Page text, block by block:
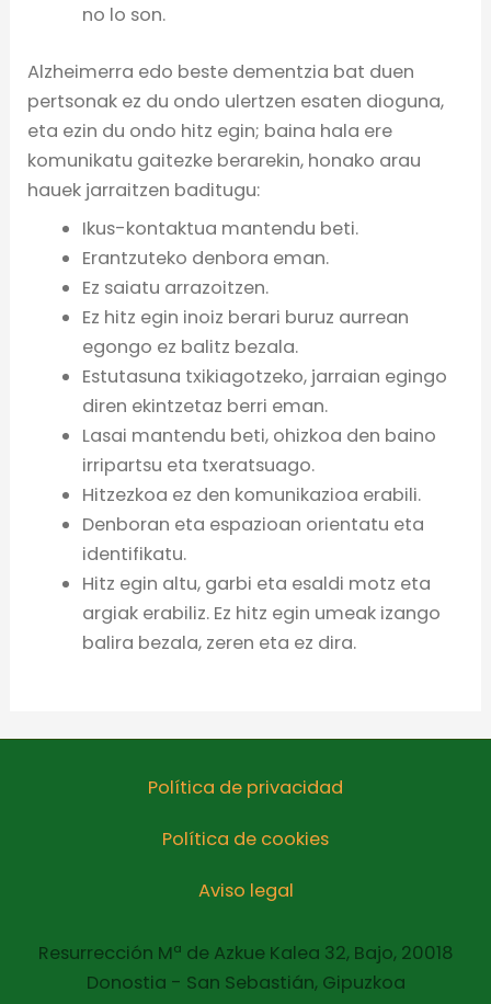
no lo son.
Alzheimerra edo beste dementzia bat duen
pertsonak ez du ondo ulertzen esaten dioguna,
eta ezin du ondo hitz egin; baina hala ere
komunikatu gaitezke berarekin, honako arau
hauek jarraitzen baditugu:
Ikus-kontaktua mantendu beti.
Erantzuteko denbora eman.
Ez saiatu arrazoitzen.
Ez hitz egin inoiz berari buruz aurrean
egongo ez balitz bezala.
Estutasuna txikiagotzeko, jarraian egingo
diren ekintzetaz berri eman.
Lasai mantendu beti, ohizkoa den baino
irripartsu eta txeratsuago.
Hitzezkoa ez den komunikazioa erabili.
Denboran eta espazioan orientatu eta
identifikatu.
Hitz egin altu, garbi eta esaldi motz eta
argiak erabiliz. Ez hitz egin umeak izango
balira bezala, zeren eta ez dira.
Política de privacidad
Política de cookies
Aviso legal
Resurrección Mª de Azkue Kalea 32, Bajo, 20018
Donostia - San Sebastián, Gipuzkoa